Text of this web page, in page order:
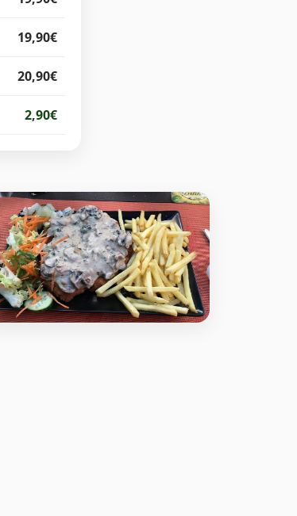
19,90€
20,90€
2,90€